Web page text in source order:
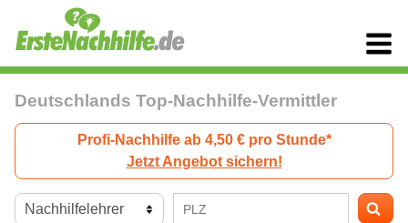
Deutschlands Top-Nachhilfe-Vermittler
Profi-Nachhilfe ab 4,50 € pro Stunde*
Jetzt Angebot sichern!